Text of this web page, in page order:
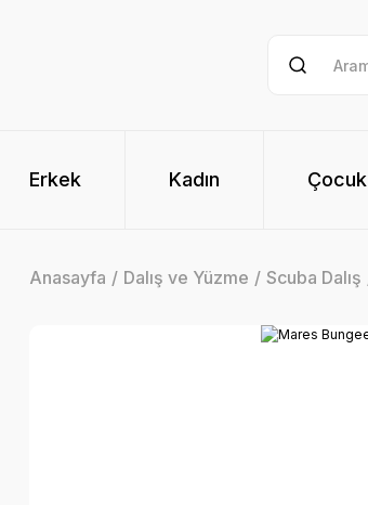
Erkek Kadın Çocuk
Anasayfa Dalış ve Yüzme Scuba Dalış